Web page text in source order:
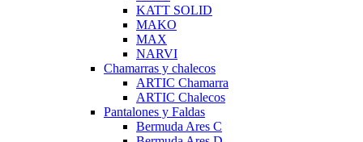
KATT SOLID
MAKO
MAX
NARVI
Chamarras y chalecos
ARTIC Chamarra
ARTIC Chalecos
Pantalones y Faldas
Bermuda Ares C